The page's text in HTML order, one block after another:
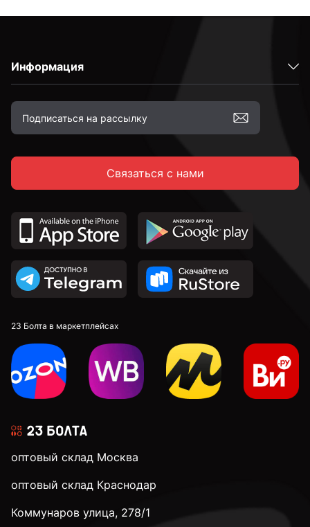
Информация
Связаться с нами
23 Болта в маркетплейсах
оптовый склад Москва
оптовый склад Краснодар
Коммунаров улица, 278/1